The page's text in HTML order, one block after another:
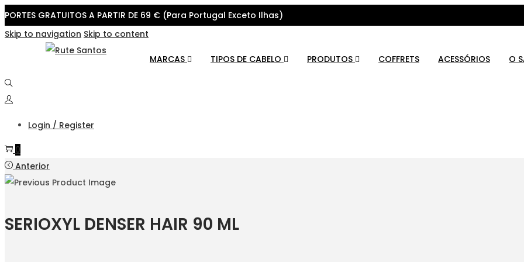
PORTES GRATUITOS A PARTIR DE 69 € (Para Portugal Exceto Ilhas)
Skip to navigation Skip to content
MARCAS TIPOS DE CABELO PRODUTOS COFFRETS ACESSÓRIOS O
Login / Register
0
Anterior
SERIOXYL DENSER HAIR 90 ML